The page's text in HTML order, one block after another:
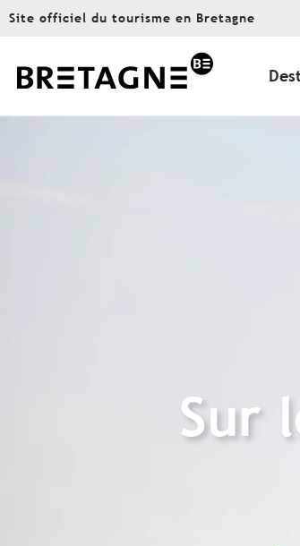
Aller
principal
Site officiel du tourisme en Bretagne
Sur